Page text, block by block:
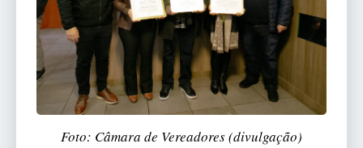
Foto: Câmara de Vereadores (divulgação)